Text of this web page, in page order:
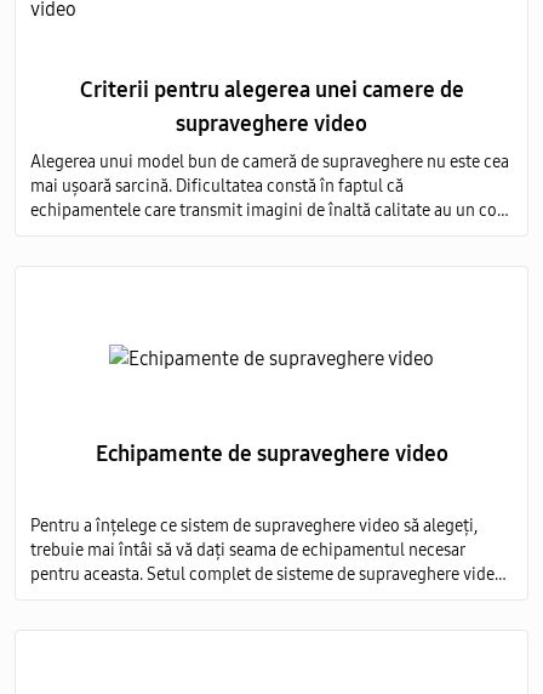
Criterii pentru alegerea unei camere de
supraveghere video
Alegerea unui model bun de cameră de supraveghere nu este cea
mai ușoară sarcină. Dificultatea constă în faptul că
echipamentele care transmit imagini de înaltă calitate au un cost
foarte ridicat, iar modelele ieftine nu sunt capabile să ofere o
Echipamente de supraveghere video
Pentru a înțelege ce sistem de supraveghere video să alegeți,
trebuie mai întâi să vă dați seama de echipamentul necesar
pentru aceasta. Setul complet de sisteme de supraveghere video
include mai multe elemente obligatorii: